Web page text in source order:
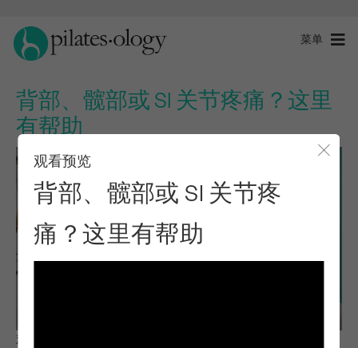
菜单
背部、髋部或 SI 关节疼痛？这里
有帮助
观看预览
背部、髋部或 SI 关节疼
痛？这里有帮助
观察与学习